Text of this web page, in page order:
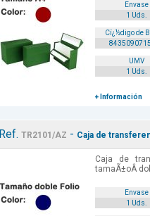
Envase
1 Uds.
Cï¿½digo de
UMV
1 Uds.
+ Información
Ref. TR2101/AZ - Caja de
Caja de
tamaÃ±oÂ
Envase
1 Uds.